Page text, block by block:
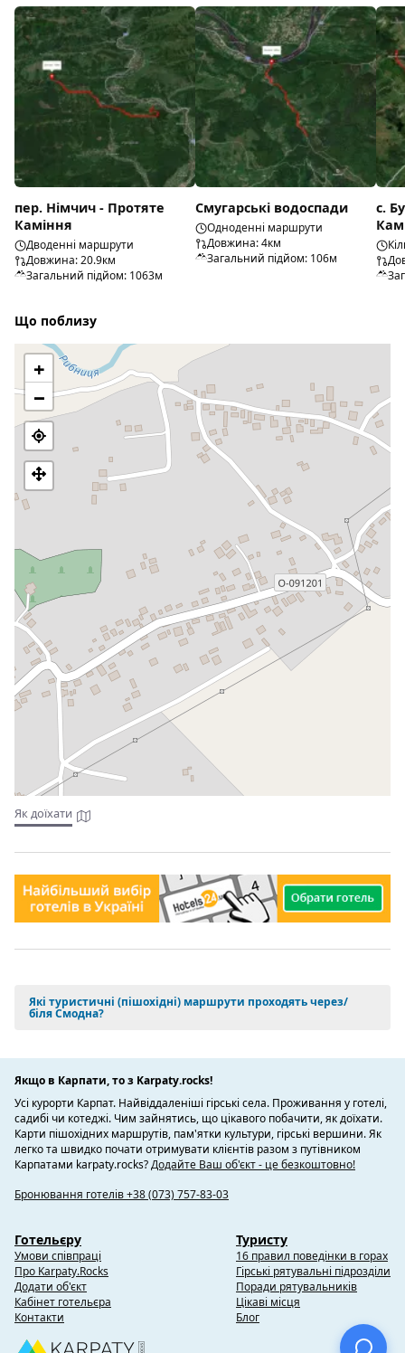
пер. Німчич - Протяте
Каміння
Дводенні маршрути
Довжина: 20.9км
Загальний підйом: 1063м
Смугарські водоспади
Одноденні маршрути
Довжина: 4км
Загальний підйом: 106м
с.
Що поблизу
+
−
Як доїхати
Які туристичні (пішохідні) маршрути проходять через/
біля Смодна?
Якщо в Карпати, то з Karpaty.rocks!
Усі курорти Карпат. Найвіддаленіші гірські села. Проживання у готелі,
садибі чи котеджі. Чим зайнятись, що цікавого побачити, як доїхати.
Карти пішохідних маршрутів, пам'ятки культури, гірські вершини. Як
легко та швидко почати отримувати клієнтів разом з путівником
Карпатами karpaty.rocks?Додайте Ваш об'єкт - це безкоштовно!
Бронювання готелів +38 (073) 757-83-03
Готельєру
Умови співпраці
Про Karpaty.Rocks
Додати об'єкт
Кабінет готельєра
Контакти
Туристу
16 правил поведінки в горах
Гірські рятувальні підрозділи
Поради рятувальників
Цікаві місця
Блог